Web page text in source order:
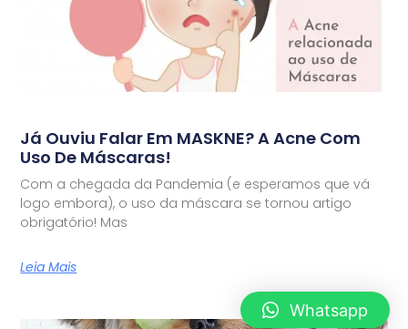
Já Ouviu Falar Em MASKNE? A Acne Com
Uso De Máscaras!
Com a chegada da Pandemia (e esperamos que vá
logo embora), o uso da máscara se tornou artigo
obrigatório! Mas
Leia Mais
Whatsapp